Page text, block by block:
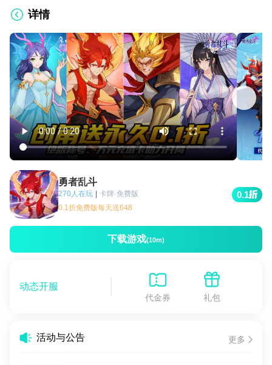
详情
勇者乱斗
270人在玩 | 卡牌·免费版
0.1折免费版每天送648
0.1
下载游戏(10m)
动态开服
代金券 礼包
活动与公告 更多